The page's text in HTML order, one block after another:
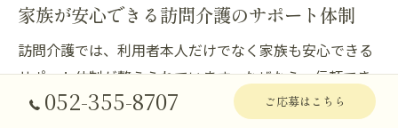
家族が安心できる訪問介護のサポート体制
訪問介護では、利用者本人だけでなく家族も安心できる
サポート体制が整えられています。なぜなら、信頼でき
る介護スタッフによる定期的な健康状態の確認や、生活
052-355-8707 ご応募はこちら